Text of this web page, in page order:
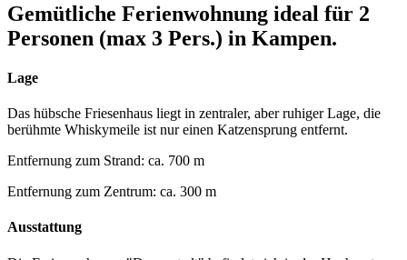
Gemütliche Ferienwohnung ideal für 2
Personen (max 3 Pers.) in Kampen.
Lage
Das hübsche Friesenhaus liegt in zentraler, aber ruhiger Lage, die
berühmte Whiskymeile ist nur einen Katzensprung entfernt.
Entfernung zum Strand: ca. 700 m
Entfernung zum Zentrum: ca. 300 m
Ausstattung